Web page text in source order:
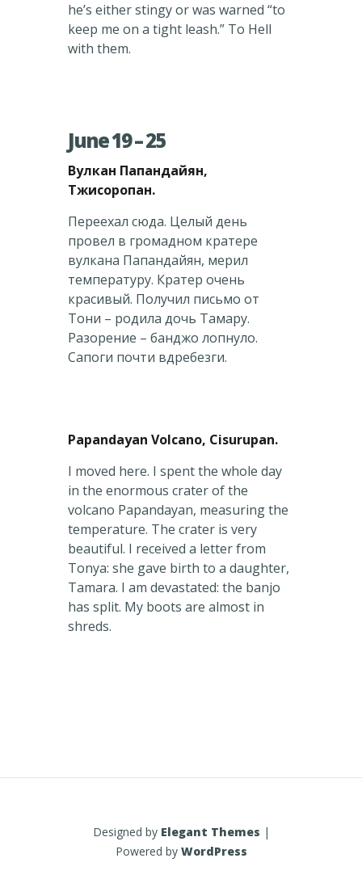
he’s either stingy or was warned “to
keep me on a tight leash.” To Hell
with them.
June 19 – 25
Вулкан Папандайян,
Тжисоропан.
Переехал сюда. Целый день
провел в громадном кратере
вулкана Папандайян, мерил
температуру. Кратер очень
красивый. Получил письмо от
Тони – родила дочь Тамару.
Разорение – банджо лопнуло.
Сапоги почти вдребезги.
Papandayan Volcano, Cisurupan.
I moved here. I spent the whole day
in the enormous crater of the
volcano Papandayan, measuring the
temperature. The crater is very
beautiful. I received a letter from
Tonya: she gave birth to a daughter,
Tamara. I am devastated: the banjo
has split. My boots are almost in
shreds.
Designed by Elegant Themes |
Powered by WordPress